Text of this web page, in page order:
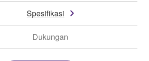
Spesifikasi
Dukungan